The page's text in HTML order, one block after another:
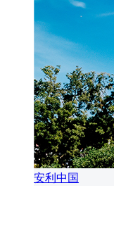
安利中国